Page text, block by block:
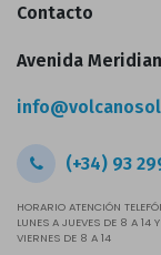
Contacto
Avenida
(+34) 93
HORARIO ATENCIÓN
LUNES A JUEVES DE 8 A 14
VIERNES DE 8 A 14